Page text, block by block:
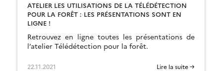
ATELIER LES UTILISATIONS DE LA TÉLÉDÉTECTION
POUR LA FORÊT : LES PRÉSENTATIONS SONT EN
LIGNE !
Retrouvez en ligne toutes les présentations de
l’atelier Télédétection pour la forêt.
22.11.2021 Lire la suite →